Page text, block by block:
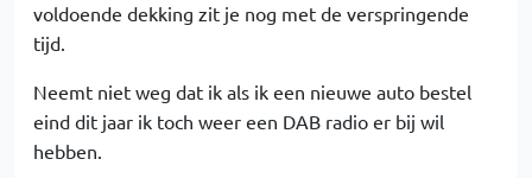
voldoende dekking zit je nog met de verspringende
tijd.
Neemt niet weg dat ik als ik een nieuwe auto bestel
eind dit jaar ik toch weer een DAB radio er bij wil
hebben.